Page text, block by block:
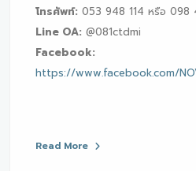
โทรศัพท์: 053 948 114 หรือ 098
Line OA: @081ctdmi
Facebook:
https://www.facebook.com/
Read More